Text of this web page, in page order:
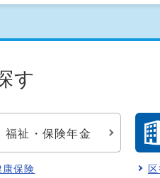
す
福祉・保険年金
康保険